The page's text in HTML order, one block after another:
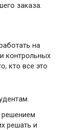
заказа.
на
контрольных
кто все это
решать и